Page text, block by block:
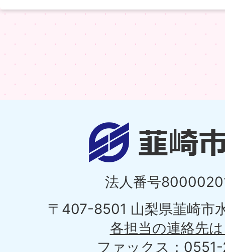
法人番号
〒407-8501 山梨県韮崎市
各担当の連絡先
ファックス：